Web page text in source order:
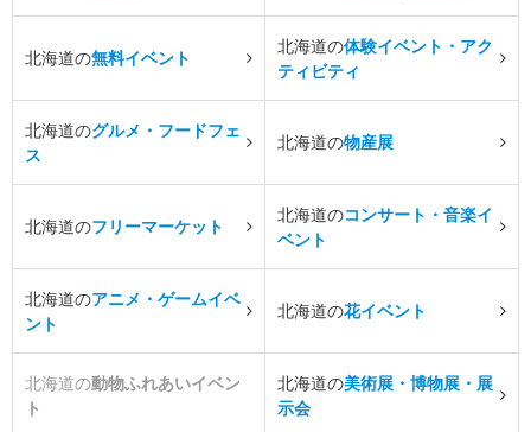
北海道の無料イベント
北海道の体験イベント・アク
ティビティ
北海道のグルメ・フードフェ
ス
北海道の物産展
北海道のフリーマーケット
北海道のコンサート・音楽イ
ベント
北海道のアニメ・ゲームイベ
ント
北海道の花イベント
北海道の動物ふれあいイベン
ト
北海道の美術展・博物展・展
示会